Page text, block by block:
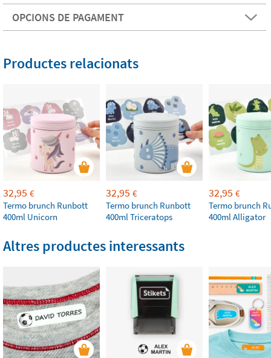
OPCIONS DE PAGAMENT
Productes relacionats
32,95 €
Termo brunch Runbott
400ml Unicorn
32,95 €
Termo brunch Runbott
400ml Triceratops
32,95 €
Termo brunch
400ml Alligator
Altres productes interessants